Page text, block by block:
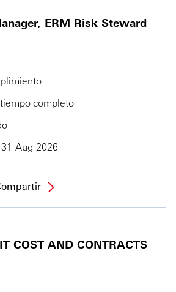
ERM Risk Steward
completo
Aug-2026
COST AND CONTRACTS